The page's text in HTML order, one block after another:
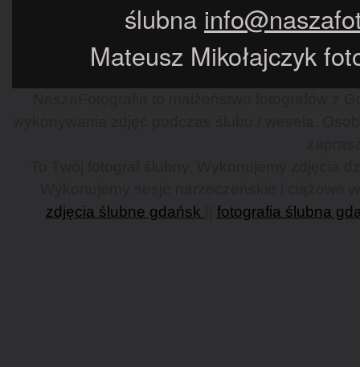
ślubna
Mateusz Mikołajczyk
zdjęcia ślubne gdańsk
fotografia ślubna